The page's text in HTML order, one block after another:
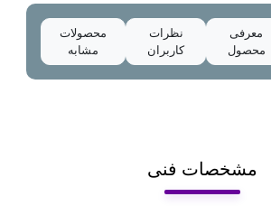
معرفی
محصول
نظرات
کاربران
محصولات
مشابه
مشخصات فنی